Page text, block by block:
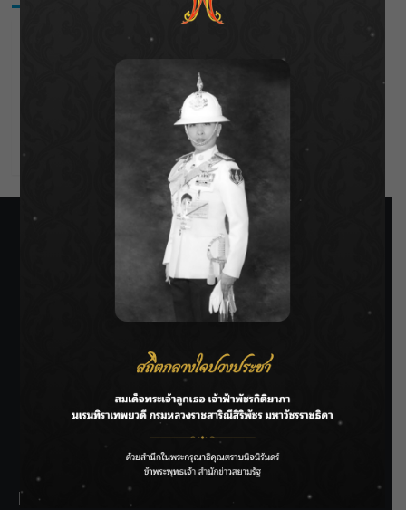
SIAMRATH VARIETY
THE BEST ENTERTAINMENT
Recent Posts